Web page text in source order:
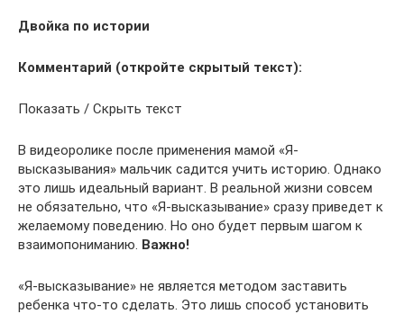
Двойка по истории
Комментарий (откройте скрытый текст):
Показать / Скрыть текст
В видеоролике после применения мамой «Я-
высказывания» мальчик садится учить историю. Однако
это лишь идеальный вариант. В реальной жизни совсем
не обязательно, что «Я-высказывание» сразу приведет к
желаемому поведению. Но оно будет первым шагом к
взаимопониманию. Важно!
«Я-высказывание» не является методом заставить
ребенка что-то сделать. Это лишь способ установить